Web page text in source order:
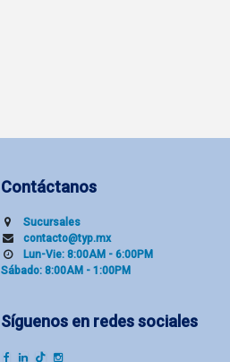
Contáctanos
Sucu​rsal​es
contacto@typ.mx
Lun-Vie: 8:00AM - 6:00PM
Sábado: 8:00AM - 1:00PM
Síguenos en redes sociales